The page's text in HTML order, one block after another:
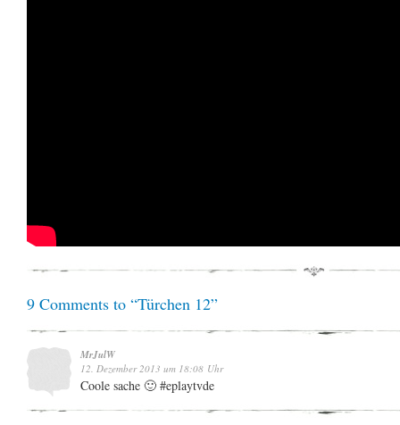
9 Comments to “Türchen 12”
MrJulW
12. Dezember 2013 um 18:08 Uhr
Coole sache 🙂 #eplaytvde